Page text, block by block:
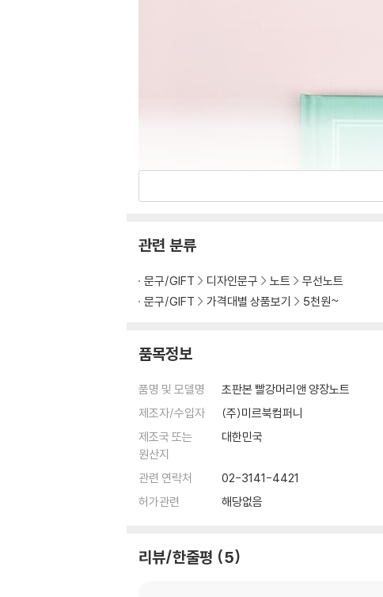
관련 분류
문구/GIFT 디자인문구 노트
무선노트
문구/GIFT
가격대별 상품보기 5천원~
품목정보
품명 및 모델명
초판본 빨강머리앤 양장노트
제조자/수입자
(주)미르북컴퍼니
제조국 또는
원산지
대한민국
관련 연락처
02-3141-4421
허가관련
해당없음
리뷰/한줄평 5